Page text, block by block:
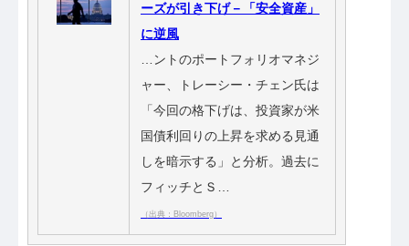
ーズが引き下げ－「安全資産」
に逆風
…ントのポートフォリオマネジ
ャー、トレーシー・チェン氏は
「今回の格下げは、投資家が米
国債利回りの上昇を求める見通
しを暗示する」と分析。過去に
フィッチとＳ…
（出典：Bloomberg）